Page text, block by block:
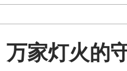
万家灯火的